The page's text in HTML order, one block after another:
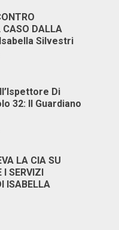
CASO DALLA
Isabella Silvestri
Di
32: Il Guardiano
LA CIA SU
I SERVIZI
ISABELLA